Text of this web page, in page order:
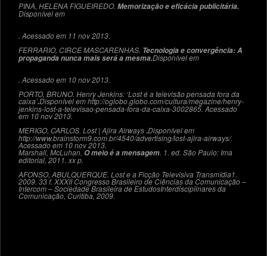
PINA, HELENA FIGUEIREDO. Memorização e eficácia publicitária.
Disponível em
. Acessado em 11 nov 2013.
FERRARIO, CIRCE MASCARENHAS. Tecnologia e convergência: A
propaganda nunca mais será a mesma.Disponível em
. Acessado em 10 nov 2013.
PORTO, BRUNO. Henry Jenkins: ‘Lost é a televisão pensada fora da
caixa’.Disponível emhttp://oglobo.globo.com/cultura/megazine/henry-
jenkins-lost-a-televisao-pensada-fora-da-caixa-3002865. Acessado
em 10 nov 2013.
MERIGO, CARLOS. Lost | Ajira Airways.Disponível em
http://www.brainstorm9.com.br/4540/advertising/lost-ajira-airways/.
Acessado em 10 nov 2013.
Marshall, McLuhan. O meio é a mensagem. 1. ed. São Paulo: Ima
editorial, 2011. xx p.
AFONSO, ABULQUERQUE. Lost e a Ficção Televisiva Transmídia1.
2009. 33 f. XXXII Congresso Brasileiro de Ciências da Comunicação –
Intercom – Sociedade Brasileira de EstudosInterdisciplinares da
Comunicação, Curitiba, 2009.